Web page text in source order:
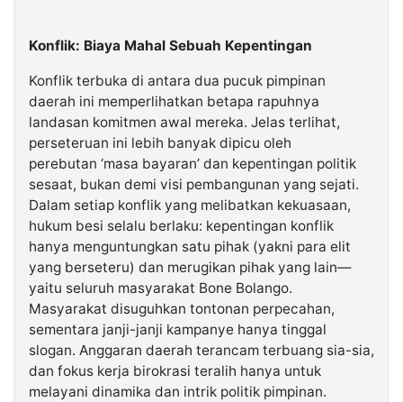
Konflik: Biaya Mahal Sebuah Kepentingan
Konflik terbuka di antara dua pucuk pimpinan
daerah ini memperlihatkan betapa rapuhnya
landasan komitmen awal mereka. Jelas terlihat,
perseteruan ini lebih banyak dipicu oleh
perebutan ‘masa bayaran’ dan kepentingan politik
sesaat, bukan demi visi pembangunan yang sejati.
Dalam setiap konflik yang melibatkan kekuasaan,
hukum besi selalu berlaku: kepentingan konflik
hanya menguntungkan satu pihak (yakni para elit
yang berseteru) dan merugikan pihak yang lain—
yaitu seluruh masyarakat Bone Bolango.
Masyarakat disuguhkan tontonan perpecahan,
sementara janji-janji kampanye hanya tinggal
slogan. Anggaran daerah terancam terbuang sia-sia,
dan fokus kerja birokrasi teralih hanya untuk
melayani dinamika dan intrik politik pimpinan.